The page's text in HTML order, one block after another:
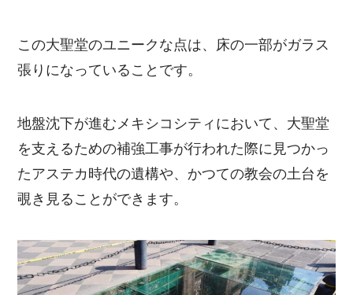
この大聖堂のユニークな点は、床の一部がガラス
張りになっていることです。
地盤沈下が進むメキシコシティにおいて、大聖堂
を支えるための補強工事が行われた際に見つかっ
たアステカ時代の遺構や、かつての教会の土台を
覗き見ることができます。